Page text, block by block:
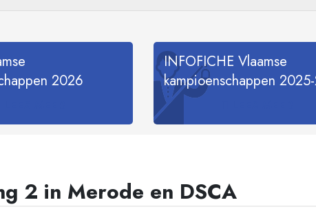
2026
INFOFICHE Vlaamse
kampioenschappen
2 in Merode en DSCA